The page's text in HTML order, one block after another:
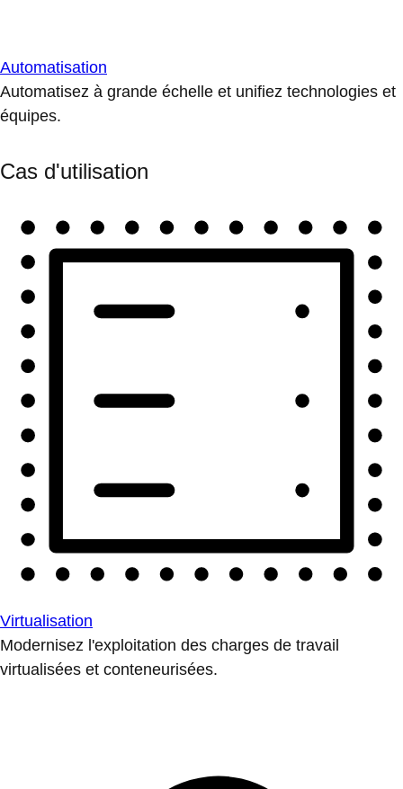
Automatisation
Automatisez à grande échelle et unifiez technologies et
équipes.
Cas d'utilisation
Virtualisation
Modernisez l'exploitation des charges de travail
virtualisées et conteneurisées.